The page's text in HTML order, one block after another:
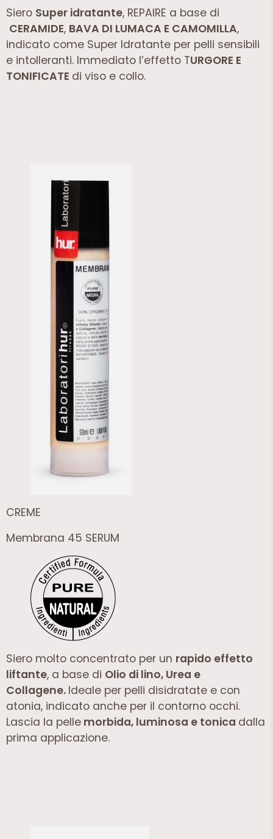
Siero Super idratante, REPAIRE a base di
CERAMIDE, BAVA DI LUMACA E CAMOMILLA,
indicato come Super Idratante per pelli sensibili
e intolleranti. Immediato l’effetto TURGORE E
TONIFICATE di viso e collo.
CREME
Membrana 45 SERUM
Siero molto concentrato per un rapido effetto
liftante, a base di Olio di lino, Urea e
Collagene. Ideale per pelli disidratate e con
atonia, indicato anche per il contorno occhi.
Lascia la pelle morbida, luminosa e tonica dalla
prima applicazione.